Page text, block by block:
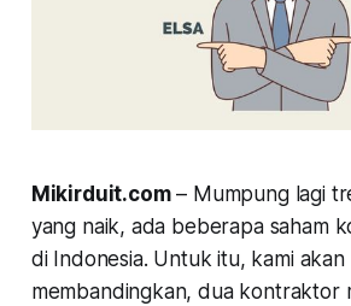
Mikirduit.com– Mumpung lagi
yang naik, ada beberapa saham
di Indonesia. Untuk itu, kami
membandingkan, dua kontraktor